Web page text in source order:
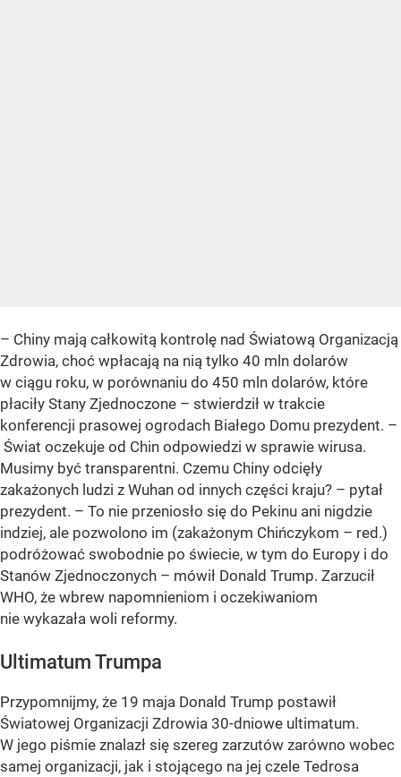
– Chiny mają całkowitą kontrolę nad Światową Organizacją
Zdrowia, choć wpłacają na nią tylko 40 mln dolarów
w ciągu roku, w porównaniu do 450 mln dolarów, które
płaciły Stany Zjednoczone – stwierdził w trakcie
konferencji prasowej ogrodach Białego Domu prezydent. –
Świat oczekuje od Chin odpowiedzi w sprawie wirusa.
Musimy być transparentni. Czemu Chiny odcięły
zakażonych ludzi z Wuhan od innych części kraju? – pytał
prezydent. – To nie przeniosło się do Pekinu ani nigdzie
indziej, ale pozwolono im (zakażonym Chińczykom – red.)
podróżować swobodnie po świecie, w tym do Europy i do
Stanów Zjednoczonych – mówił Donald Trump. Zarzucił
WHO, że wbrew napomnieniom i oczekiwaniom
nie wykazała woli reformy.
Ultimatum Trumpa
Przypomnijmy, że 19 maja Donald Trump postawił
Światowej Organizacji Zdrowia 30-dniowe ultimatum.
W jego piśmie znalazł się szereg zarzutów zarówno wobec
samej organizacji, jak i stojącego na jej czele Tedrosa